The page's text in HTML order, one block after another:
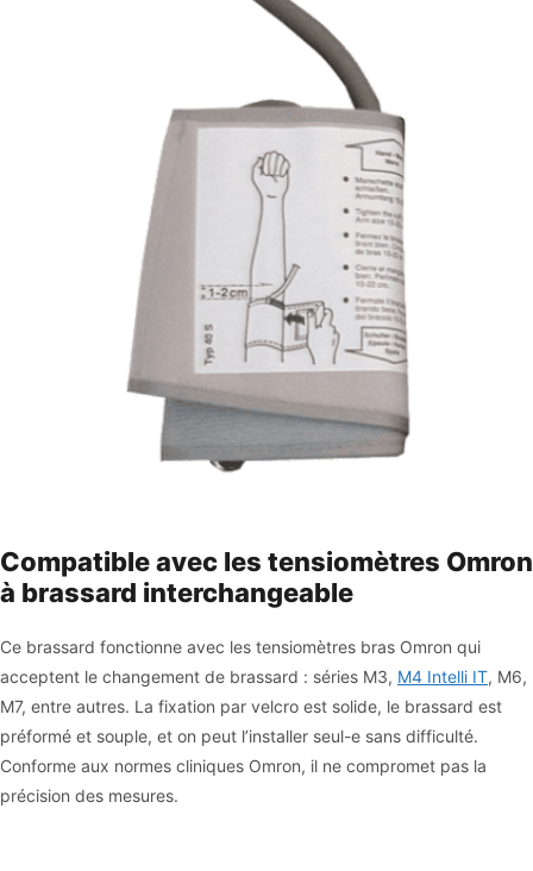
Compatible avec les tensiomètres Omron
à brassard interchangeable
Ce brassard fonctionne avec les tensiomètres bras Omron qui
acceptent le changement de brassard : séries M3, M4 Intelli IT, M6,
M7, entre autres. La fixation par velcro est solide, le brassard est
préformé et souple, et on peut l’installer seul-e sans difficulté.
Conforme aux normes cliniques Omron, il ne compromet pas la
précision des mesures.